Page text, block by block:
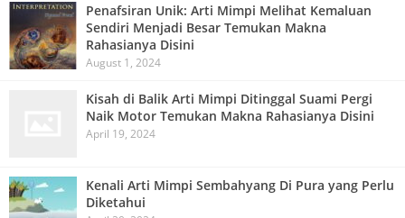
Penafsiran Unik: Arti Mimpi Melihat Kemaluan
Sendiri Menjadi Besar Temukan Makna
Rahasianya Disini
August 1, 2024
Kisah di Balik Arti Mimpi Ditinggal Suami Pergi
Naik Motor Temukan Makna Rahasianya Disini
April 19, 2024
Kenali Arti Mimpi Sembahyang Di Pura yang Perlu
Diketahui